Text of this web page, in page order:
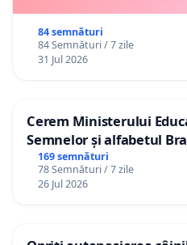
84 semnături
84 Semnături / 7 zile
31 Jul 2026
Cerem Ministerului
Semnelor și alfabetul
Republica Moldova!
169 semnături
78 Semnături / 7 zile
26 Jul 2026